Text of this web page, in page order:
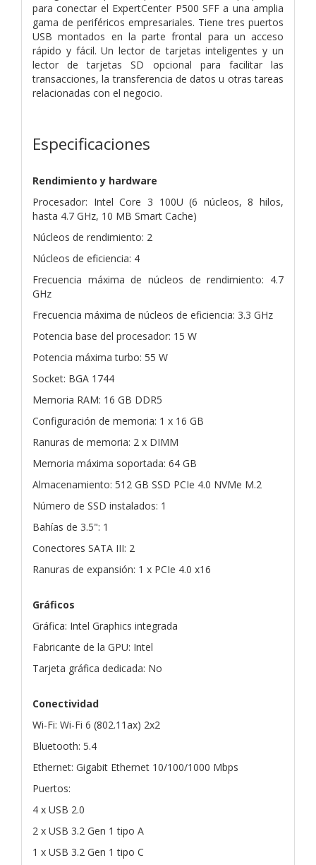
para conectar el ExpertCenter P500 SFF a una amplia
gama de periféricos empresariales. Tiene tres puertos
USB montados en la parte frontal para un acceso
rápido y fácil. Un lector de tarjetas inteligentes y un
lector de tarjetas SD opcional para facilitar las
transacciones, la transferencia de datos u otras tareas
relacionadas con el negocio.
Especificaciones
Rendimiento y hardware
Procesador: Intel Core 3 100U (6 núcleos, 8 hilos,
hasta 4.7 GHz, 10 MB Smart Cache)
Núcleos de rendimiento: 2
Núcleos de eficiencia: 4
Frecuencia máxima de núcleos de rendimiento: 4.7
GHz
Frecuencia máxima de núcleos de eficiencia: 3.3 GHz
Potencia base del procesador: 15 W
Potencia máxima turbo: 55 W
Socket: BGA 1744
Memoria RAM: 16 GB DDR5
Configuración de memoria: 1 x 16 GB
Ranuras de memoria: 2 x DIMM
Memoria máxima soportada: 64 GB
Almacenamiento: 512 GB SSD PCIe 4.0 NVMe M.2
Número de SSD instalados: 1
Bahías de 3.5": 1
Conectores SATA III: 2
Ranuras de expansión: 1 x PCIe 4.0 x16
Gráficos
Gráfica: Intel Graphics integrada
Fabricante de la GPU: Intel
Tarjeta gráfica dedicada: No
Conectividad
Wi-Fi: Wi-Fi 6 (802.11ax) 2x2
Bluetooth: 5.4
Ethernet: Gigabit Ethernet 10/100/1000 Mbps
Puertos:
4 x USB 2.0
2 x USB 3.2 Gen 1 tipo A
1 x USB 3.2 Gen 1 tipo C